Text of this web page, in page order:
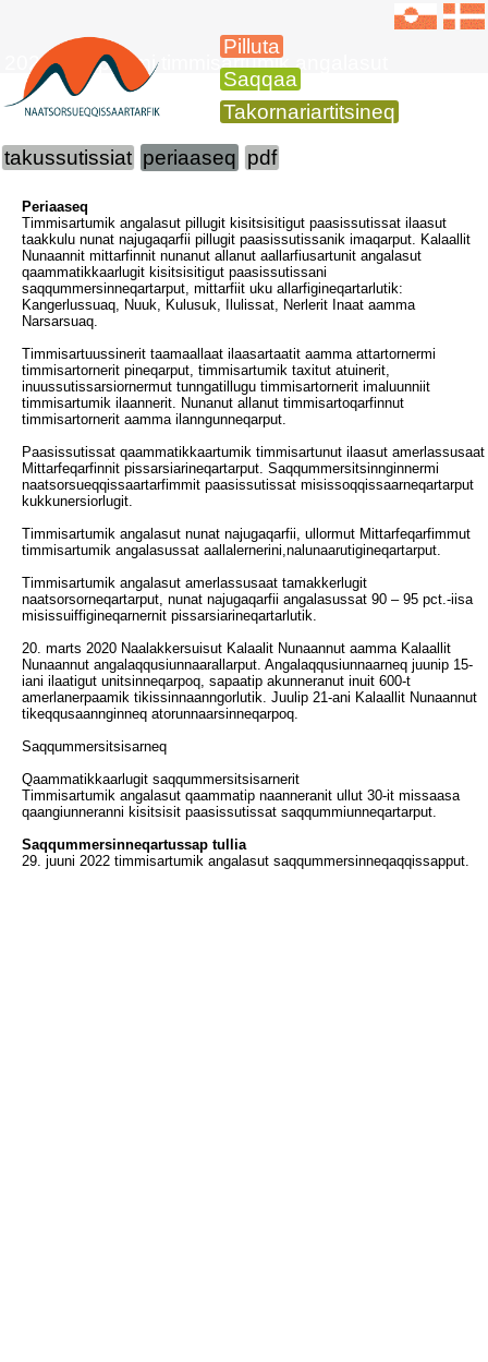
Pilluta
Saqqaa
Takornariartitsineq
2022-mi apriilimi timmisartumik angalasut
takussutissiat periaaseq pdf